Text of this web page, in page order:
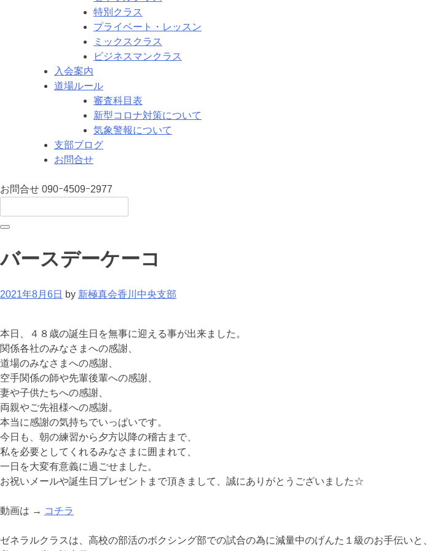
特別クラス
プライベート・レッスン
ミックスクラス
ビジネスマンクラス
入会案内
道場ルール
審査科目表
新型コロナ対策について
気象警報について
支部ブログ
お問合せ
お問合せ 090ｰ4509ｰ2977
バースデーケーコ
2021年8月6日 by 新極真会香川中央支部
本日、４８歳の誕生日を無事に迎える事が出来ました。
関係各社のみなさまへの感謝、
道場のみなさまへの感謝、
空手関係の師や先輩後輩への感謝、
妻や子供たちへの感謝、
両親やご先祖様への感謝。
本当に感謝の気持ちでいっぱいです。
今日も、朝の練習から夕方以降の稽古まで、
私を必要としてくれるみなさまに囲まれて、
一日を大変有意義に過ごせました。
お祝いメールや誕生日プレゼントまで頂きまして、誠にありがとうございました☆
動画は → コチラ
ゼネラルクラスは、高校の部活のボクシング部での試合の為に減量中のげんた１級のお手伝いと、